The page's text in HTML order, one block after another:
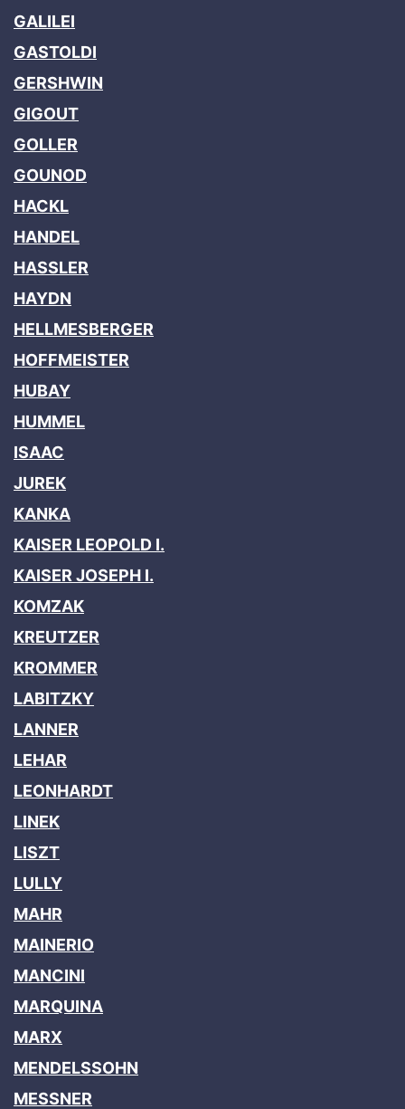
GALILEI
GASTOLDI
GERSHWIN
GIGOUT
GOLLER
GOUNOD
HACKL
HANDEL
HASSLER
HAYDN
HELLMESBERGER
HOFFMEISTER
HUBAY
HUMMEL
ISAAC
JUREK
KANKA
KAISER LEOPOLD I.
KAISER JOSEPH I.
KOMZAK
KREUTZER
KROMMER
LABITZKY
LANNER
LEHAR
LEONHARDT
LINEK
LISZT
LULLY
MAHR
MAINERIO
MANCINI
MARQUINA
MARX
MENDELSSOHN
MESSNER